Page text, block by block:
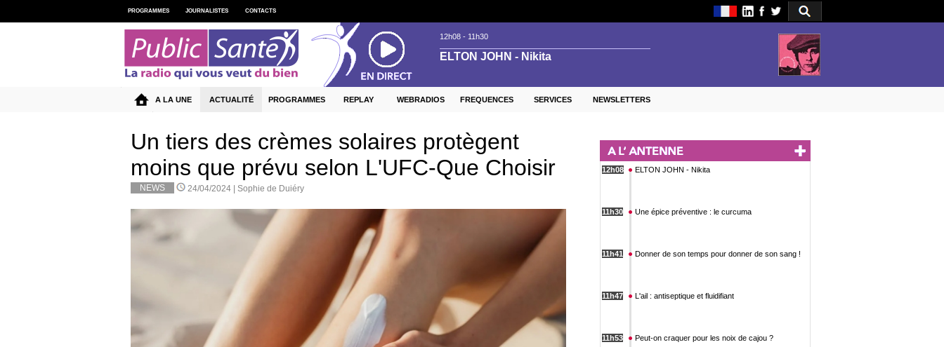
Un tiers des crèmes solaires protègent
moins que prévu selon L'UFC-Que Choisir
NEWS 24/04/2024 | Sophie de Duiéry
PROGRAMMES JOURNALISTES CONTACTS
A LA UNE ACTUALITÉ PROGRAMMES REPLAY WEBRADIOS FREQUENCES SERVICES NEWSLETTERS